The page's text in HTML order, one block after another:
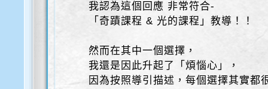
我認為這個回應 非常符合-
「奇蹟課程 & 光的課程」教導！！
然而在其中一個選擇，
我還是因此升起了「煩惱心」，
因為按照導引描述，每個選擇其實都